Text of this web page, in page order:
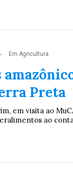
Em Agricultura
Preta
em visita ao
ao